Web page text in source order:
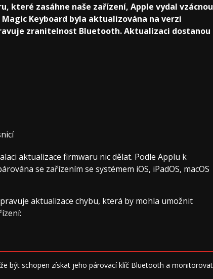
které zasáhne naše zařízení, Apple vydal vzácnou
Keyboard byla aktualizována na verzi
zranitelnost Bluetooth. Aktualizaci dostanou
aktualizace firmwaru nic dělat. Podle Applu k
se zařízením se systémem iOS, iPadOS, macOS
aktualizace chybu, která by mohla umožnit
být schopen získat jeho párovací klíč Bluetooth a monitorovat